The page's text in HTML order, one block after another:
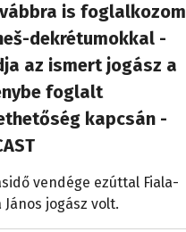
is foglalkozom
dekrétumokkal -
az ismert jogász a
foglalt
kapcsán -
vendége ezúttal Fiala-
János jogász volt.